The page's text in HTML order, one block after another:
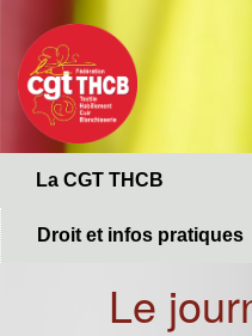
contenu
principal
La CGT THCB
Droit et infos pratiques
Le